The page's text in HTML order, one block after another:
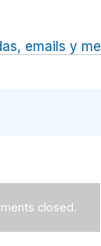
emails y
closed.